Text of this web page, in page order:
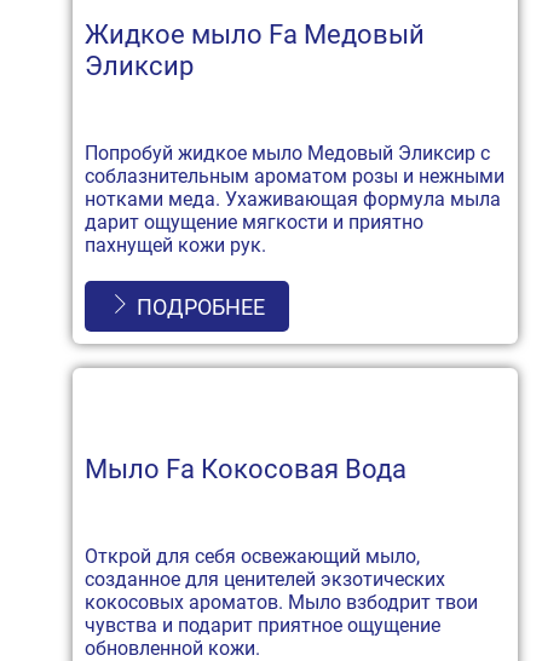
Жидкое мыло Fa Медовый
Эликсир
Попробуй жидкое мыло Медовый Эликсир с
соблазнительным ароматом розы и нежными
нотками меда. Ухаживающая формула мыла
дарит ощущение мягкости и приятно
пахнущей кожи рук.
ПОДРОБНЕЕ
Мыло Fa Кокосовая Вода
Открой для себя освежающий мыло,
созданное для ценителей экзотических
кокосовых ароматов. Мыло взбодрит твои
чувства и подарит приятное ощущение
обновленной кожи.